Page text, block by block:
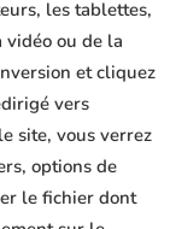
les tablettes,
vidéo ou de la
et cliquez
vers
site, vous verrez
options de
le fichier dont